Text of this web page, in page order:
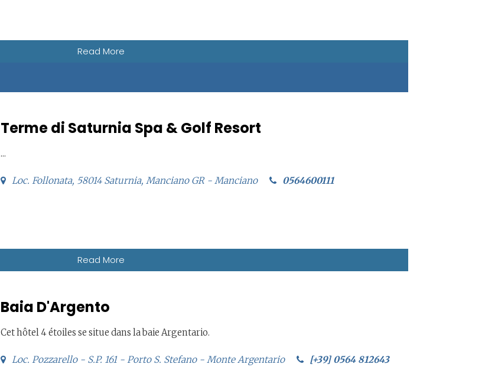
Read More
Terme di Saturnia Spa & Golf Resort
...
Loc. Follonata, 58014 Saturnia, Manciano GR - Manciano 0564600111
Read More
Baia D'Argento
Cet hôtel 4 étoiles se situe dans la baie Argentario.
Loc. Pozzarello - S.P. 161 - Porto S. Stefano - Monte Argentario [+39] 0564 812643